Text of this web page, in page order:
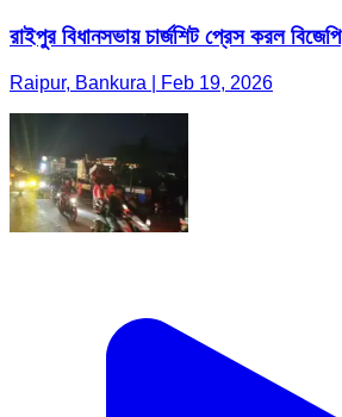
রাইপুর বিধানসভায় চার্জশিট প্রেস করল বিজেপি
Raipur, Bankura | Feb 19, 2026